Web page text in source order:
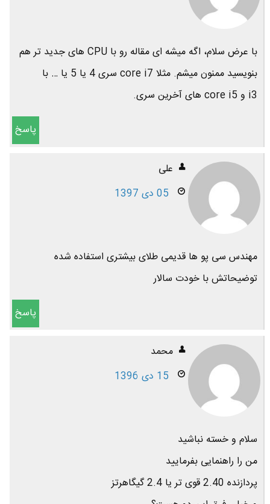
با عرض سلام، اگه میشه ای مقاله رو با CPU های جدید تر هم
بنویسید ممنون میشم. مثلا core i7 سری 4 یا 5 یا … با
i3 و core i5 های آخرین سری.
پاسخ
ﻋﻠﯽ
05 دی 1397
ﻣﻬﻨﺪﺱ ﺳﯽ ﭘﻮ ﻫﺎ ﻗﺪﯾﻤﯽ ﻃﻼﯼ ﺑﯿﺸﺘﺮﯼ ﺍﺳﺘﻔﺎﺩﻩ ﺷﺪﻩ
ﺗﻮﺿﯿﺤﺎﺗﺶ ﺑﺎ ﺧﻮﺩﺕ ﺳﺎﻻﺭ
پاسخ
محمد
15 دی 1396
سلام و خسته نباشید
من را راهنمایی بفرمایید
پردازنده 2.40 قوی تر یا 2.4 گیگاهرتز